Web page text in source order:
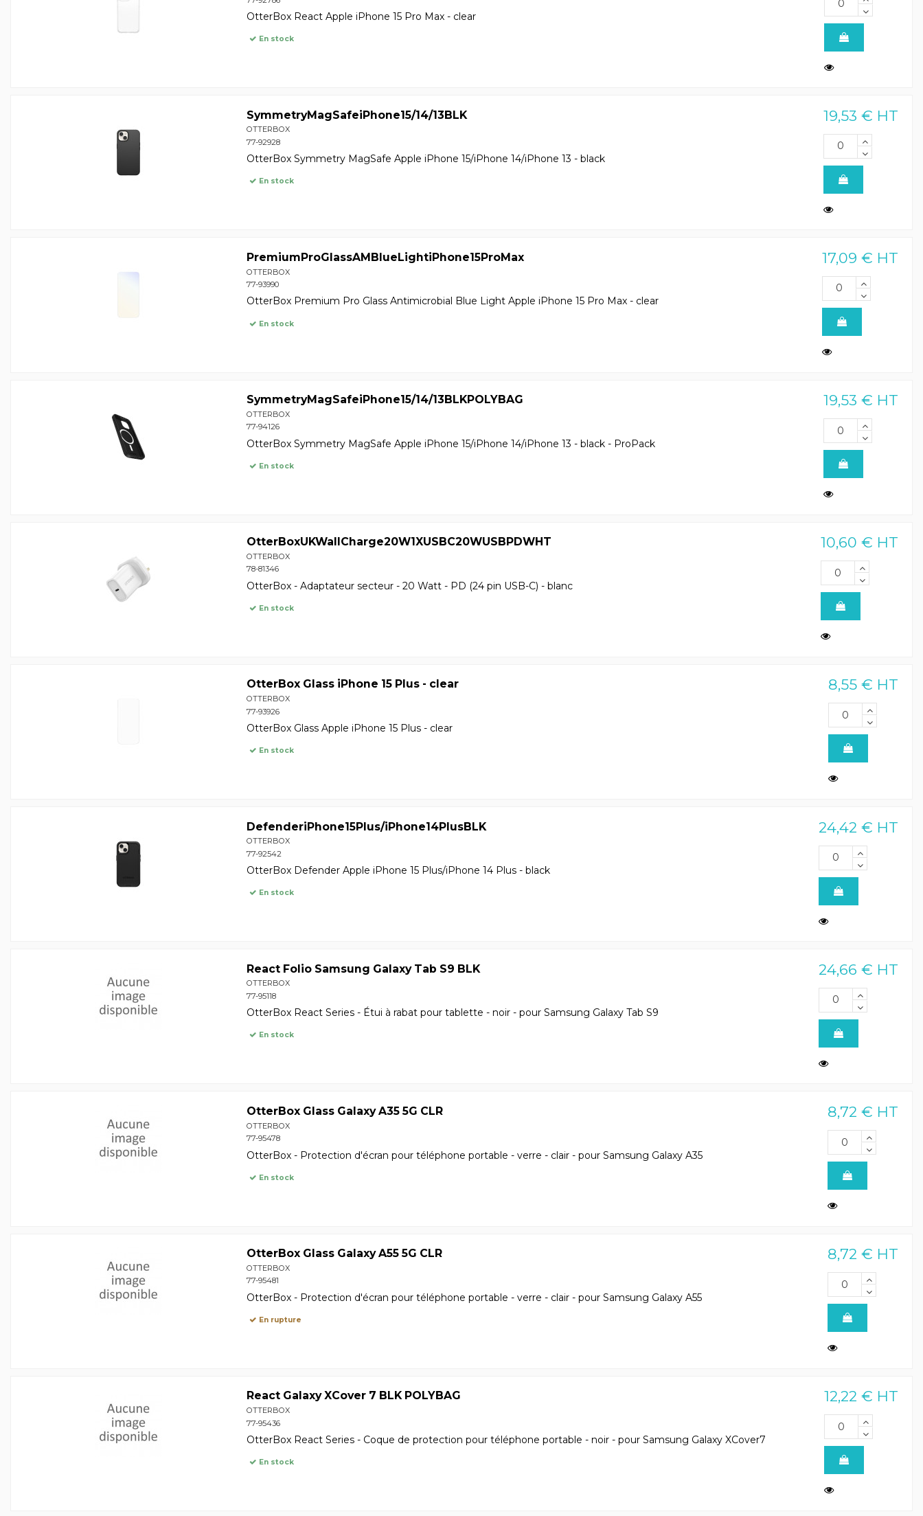
OtterBox React Apple iPhone 15 Pro Max - clear
En stock
SymmetryMagSafeiPhone15/14/13BLK
OTTERBOX
77-92928
OtterBox Symmetry MagSafe Apple iPhone 15/iPhone 14/iPhone 13 - black
En stock
19,53 € HT
PremiumProGlassAMBlueLightiPhone15ProMax
OTTERBOX
77-93990
OtterBox Premium Pro Glass Antimicrobial Blue Light Apple iPhone 15 Pro Max - clear
En stock
17,09 € HT
SymmetryMagSafeiPhone15/14/13BLKPOLYBAG
OTTERBOX
77-94126
OtterBox Symmetry MagSafe Apple iPhone 15/iPhone 14/iPhone 13 - black - ProPack
En stock
19,53 € HT
OtterBoxUKWallCharge20W1XUSBC20WUSBPDWHT
OTTERBOX
78-81346
OtterBox - Adaptateur secteur - 20 Watt - PD (24 pin USB-C) - blanc
En stock
10,60 € HT
OtterBox Glass iPhone 15 Plus - clear
OTTERBOX
77-93926
OtterBox Glass Apple iPhone 15 Plus - clear
En stock
8,55 € HT
DefenderiPhone15Plus/iPhone14PlusBLK
OTTERBOX
77-92542
OtterBox Defender Apple iPhone 15 Plus/iPhone 14 Plus - black
En stock
24,42 € HT
React Folio Samsung Galaxy Tab S9 BLK
OTTERBOX
77-95118
OtterBox React Series - Étui à rabat pour tablette - noir - pour Samsung Galaxy Tab S9
En stock
24,66 € HT
OtterBox Glass Galaxy A35 5G CLR
OTTERBOX
77-95478
OtterBox - Protection d'écran pour téléphone portable - verre - clair - pour Samsung Galaxy A35
En stock
8,72 € HT
OtterBox Glass Galaxy A55 5G CLR
OTTERBOX
77-95481
OtterBox - Protection d'écran pour téléphone portable - verre - clair - pour Samsung Galaxy A55
En rupture
8,72 € HT
React Galaxy XCover 7 BLK POLYBAG
OTTERBOX
77-95436
OtterBox React Series - Coque de protection pour téléphone portable - noir - pour Samsung Galaxy XCover7
En stock
12,22 € HT